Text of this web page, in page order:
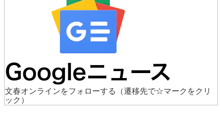
文春オンラインをフォローする
（遷移先で☆マークをクリ
ック）